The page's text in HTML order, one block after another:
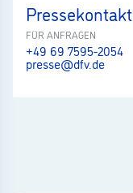
Pressekontakt
FÜR ANFRAGEN
+49 69 7595-2054
presse@dfv.de